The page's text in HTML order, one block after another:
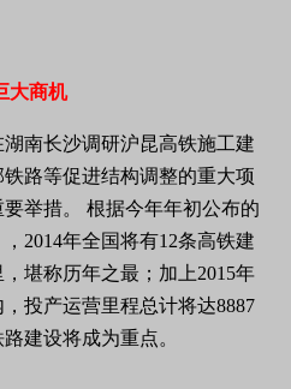
大商机
南长沙调研沪昆高铁施工建
路等促进结构调整的重大项
举措。 根据今年年初公布的
2014年全国将有12条高铁建
堪称历年之最；加上2015年
投产运营里程总计将达8887
建设将成为重点。